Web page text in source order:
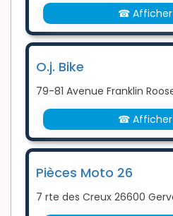
☎ Afficher
O.j. Bike
79-81 Avenue Franklin
☎ Afficher
Pièces Moto 26
7 rte des Creux 26600